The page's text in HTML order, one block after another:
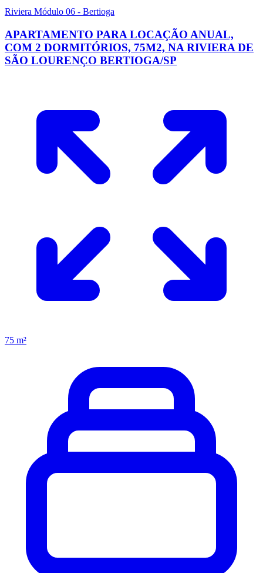
Riviera Módulo 06 - Bertioga
APARTAMENTO PARA LOCAÇÃO ANUAL,
COM 2 DORMITÓRIOS, 75M2, NA RIVIERA DE
SÃO LOURENÇO BERTIOGA/SP
75 m²